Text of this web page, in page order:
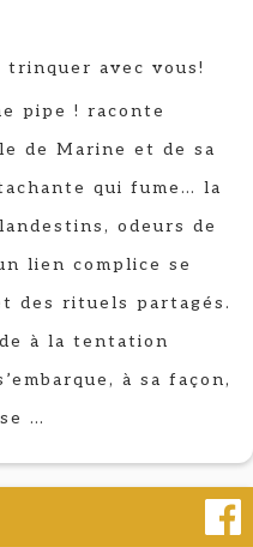
avec vous!
pipe ! raconte
de Marine et de sa
qui fume… la
odeurs de
lien complice se
des rituels partagés.
à la tentation
à sa façon,
…